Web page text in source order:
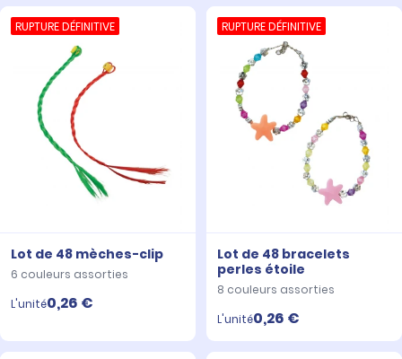
RUPTURE DÉFINITIVE
Lot de 48 mèches-clip
6 couleurs assorties
L'unité0,26 €
RUPTURE DÉFINITIVE
Lot de 48 bracelets
perles étoile
8 couleurs assorties
L'unité0,26 €